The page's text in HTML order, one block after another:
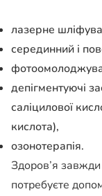
лазерне
серединний і
депігментуючі
саліцилової
кислота),
озонотерапія.
Здоров’я
потребуєте